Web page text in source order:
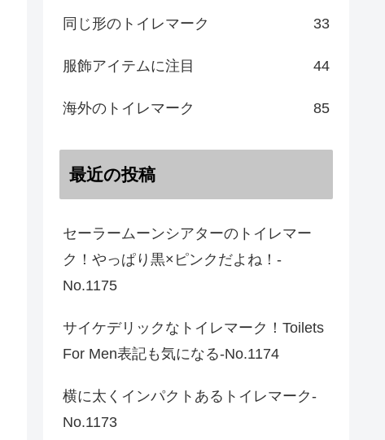
同じ形のトイレマーク 33
服飾アイテムに注目 44
海外のトイレマーク 85
最近の投稿
セーラームーンシアターのトイレマー
ク！やっぱり黒×ピンクだよね！-
No.1175
サイケデリックなトイレマーク！Toilets
For Men表記も気になる-No.1174
横に太くインパクトあるトイレマーク-
No.1173